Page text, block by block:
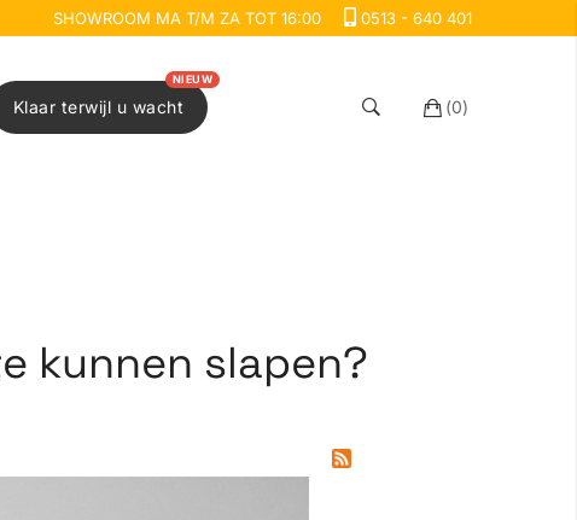
SHOWROOM MA T/M ZA TOT 16:00 0513 - 640 401
Klaar terwijl u wacht
NIEUW
(0)
kunnen slapen?